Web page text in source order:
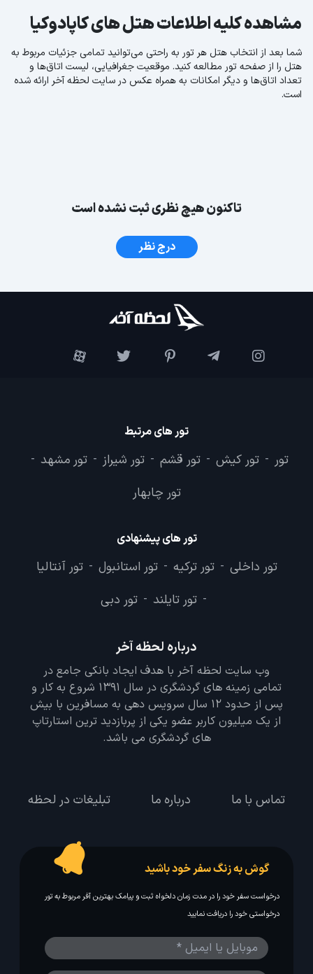
مشاهده کلیه اطلاعات هتل های کاپادوکیا
شما بعد از انتخاب هتل هر تور به راحتی می‌توانید تمامی جزئیات مربوط به
هتل را از صفحه تور مطالعه کنید. موقعیت جغرافیایی، لیست اتاق‌ها و
تعداد اتاق‌ها و دیگر امکانات به همراه عکس در سایت لحظه آخر ارائه شده
است.
تاکنون هیچ نظری ثبت نشده است
درج نظر
تور های مرتبط
تور - تور کیش - تور قشم - تور شیراز - تور مشهد -
تور چابهار
تور های پیشنهادی
تور داخلی - تور ترکیه - تور استانبول - تور آنتالیا
- تور تایلند - تور دبی
درباره لحظه آخر
وب سایت لحظه آخر با هدف ایجاد بانکی جامع در
تمامی زمینه های گردشگری در سال 1391 شروع به کار و
پس از حدود 12 سال سرویس دهی به مسافرین با بیش
از یک میلیون کاربر عضو یکی از پربازدید ترین استارتاپ
های گردشگری می باشد.
تماس با ما درباره ما تبلیغات در لحظه
گوش به زنگ سفر خود باشید
درخواست سفر خود را در مدت زمان دلخواه ثبت و پیامک بهترین آفر مربوط به تور
درخواستی خود را دریافت نمایید